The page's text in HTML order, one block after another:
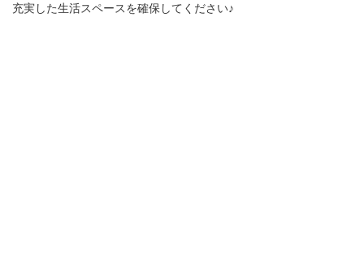
充実した生活スペースを確保してください♪